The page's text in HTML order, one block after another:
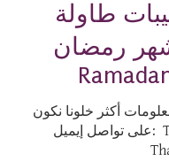
طاولة
رمضان ��✨
أكثر خلونا نكون
على تواصل إيميل: ThatRedLip@gmail.com تويتر: